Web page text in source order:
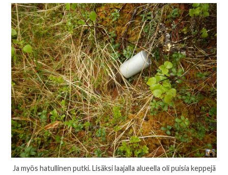
Ja myös hatullinen putki. Lisäksi laajalla alueella oli puisia keppejä